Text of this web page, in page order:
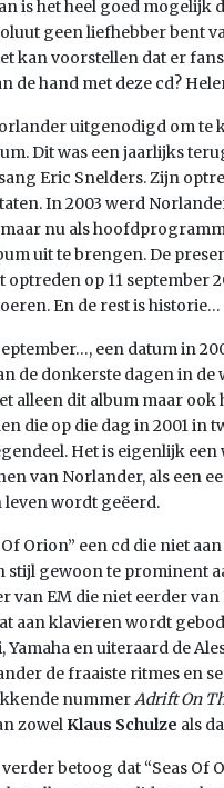
is het heel goed mogelijk
geen liefhebber bent
kan voorstellen dat er
de hand met deze cd?
uitgenodigd om te
Dit was een jaarlijks
Eric Snelders. Zijn
In 2003 werd
nu als
uit te brengen. De
optreden op 11 september
En de rest is historie…
een datum in
de donkerste dagen in
alleen dit album maar ook
die op die dag in 2001
Het is eigenlijk
van Norlander, als een
leven wordt geëerd.
Of Orion” een cd die niet
stijl gewoon te prominent
van EM die niet eerder
aan klavieren wordt
Yamaha en uiteraard de
de fraaiste ritmes en
nummerAdrift On
zowel Klaus Schulze als
betoog dat “Seas Of